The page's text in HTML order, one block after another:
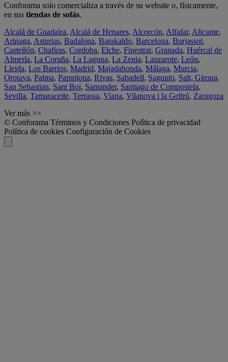
Conforama solo comercializa a través de su website o, físicamente,
en sus tiendas de sofás.
Alcalá de Guadaíra, Alcalá de Henares, Alcorcón, Alfafar, Alicante,
Arinaga, Asturias, Badalona, Barakaldo, Barcelona, Burjassot,
Castellón, Chafiras, Cordoba, Elche, Finestrat, Granada, Huércal de
Almería, La Coruña, La Laguna, La Zenia, Lanzarote, León,
Lleida, Los Barrios, Madrid, Majadahonda, Málaga, Murcia,
Orotava, Palma, Pamplona, Rivas, Sabadell, Sagunto, Salt, Girona,
San Sebastian, Sant Boi, Santander, Santiago de Compostela,
Sevilla, Tamaraceite, Terrassa, Viana, Vilanova i la Geltrú, Zaragoza
Ver más >>
© Conforama Términos y Condiciones Política de privacidad
Política de cookies Configuración de Cookies